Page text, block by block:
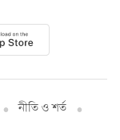
নীতি ও শর্ত